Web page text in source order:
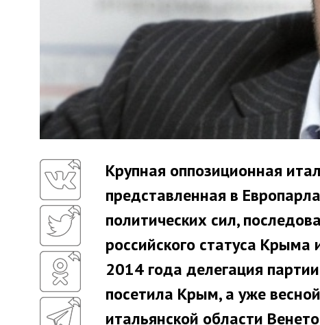
Крупная оппозиционная
представленная в
политических сил,
российского статуса Крыма
2014 года делегация
посетила Крым, а уже
итальянской области